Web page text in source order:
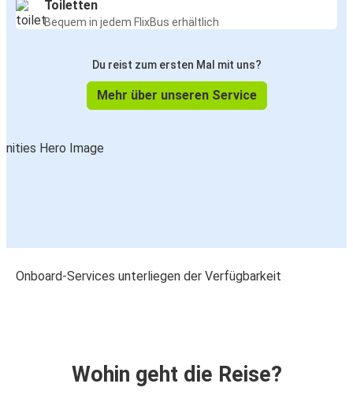
Toiletten
Bequem in jedem FlixBus erhältlich
Du reist zum ersten Mal mit uns?
Mehr über unseren Service
Onboard-Services unterliegen der Verfügbarkeit
Wohin geht die Reise?